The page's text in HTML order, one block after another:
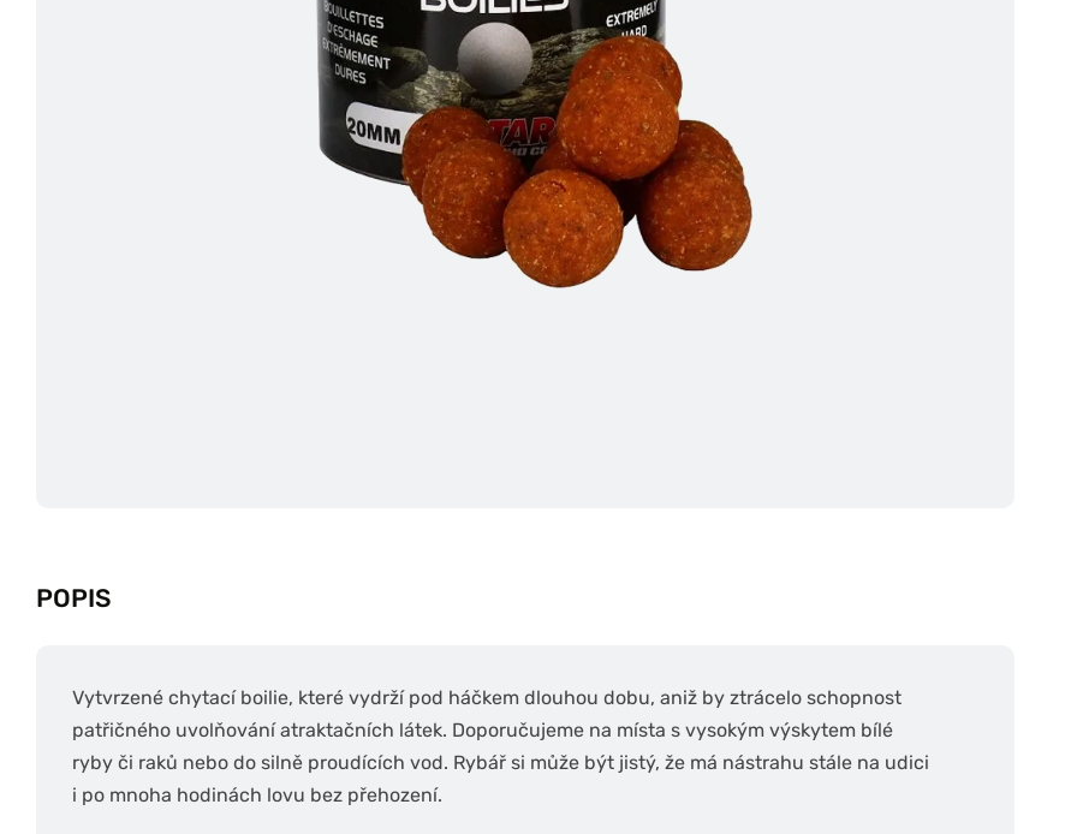
POPIS
Vytvrzené chytací boilie, které vydrží pod háčkem dlouhou dobu, aniž by ztrácelo schopnost
patřičného uvolňování atraktačních látek. Doporučujeme na místa s vysokým výskytem bílé
ryby či raků nebo do silně proudících vod. Rybář si může být jistý, že má nástrahu stále na udici
i po mnoha hodinách lovu bez přehození.